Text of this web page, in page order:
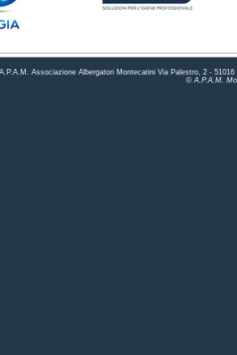
A.P.A.M. Associazione Albergatori Montecatini Via Palestro, 2 -
© A.P.A.M.